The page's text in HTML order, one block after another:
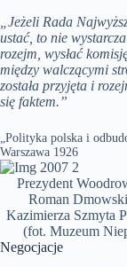
„Jeżeli Rada
ustać, to nie
rozejm, wysłać
między walczącymi
została przyjęta i
się faktem.”
„Polityka polska i
Warszawa 1926
Prezydent
Roman
Kazimierza Szmyta
(fot. Muzeum
Negocjacje